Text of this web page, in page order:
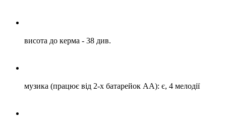
висота до керма - 38 див.
музика (працює від 2-х батарейок АА): є, 4 мелодії